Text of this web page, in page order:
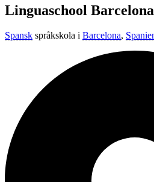
Linguaschool Barcelona
Spansk språkskola i Barcelona,